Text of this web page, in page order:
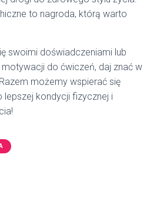
to nagroda, którą warto
swoimi doświadczeniami lub
do ćwiczeń, daj znać w
możemy wspierać się
lepszej kondycji fizycznej i